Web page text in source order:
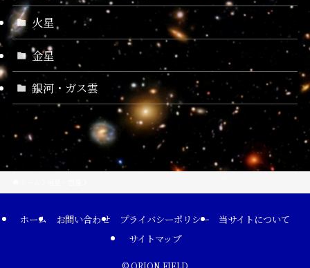
火星
金星
銀河・ガス雲
ホーム お問い合わせ プライバシーポリシー
当サイトについて
サイトマップ